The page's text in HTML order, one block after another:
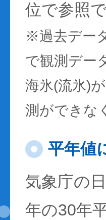
位で参照
※過去デー
で観測デー
海氷(流氷)
測ができな
平年値
気象庁の
年の30年